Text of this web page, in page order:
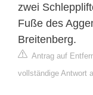
zwei
Fuße des
Breitenberg.
Antrag auf
vollständige Antwort